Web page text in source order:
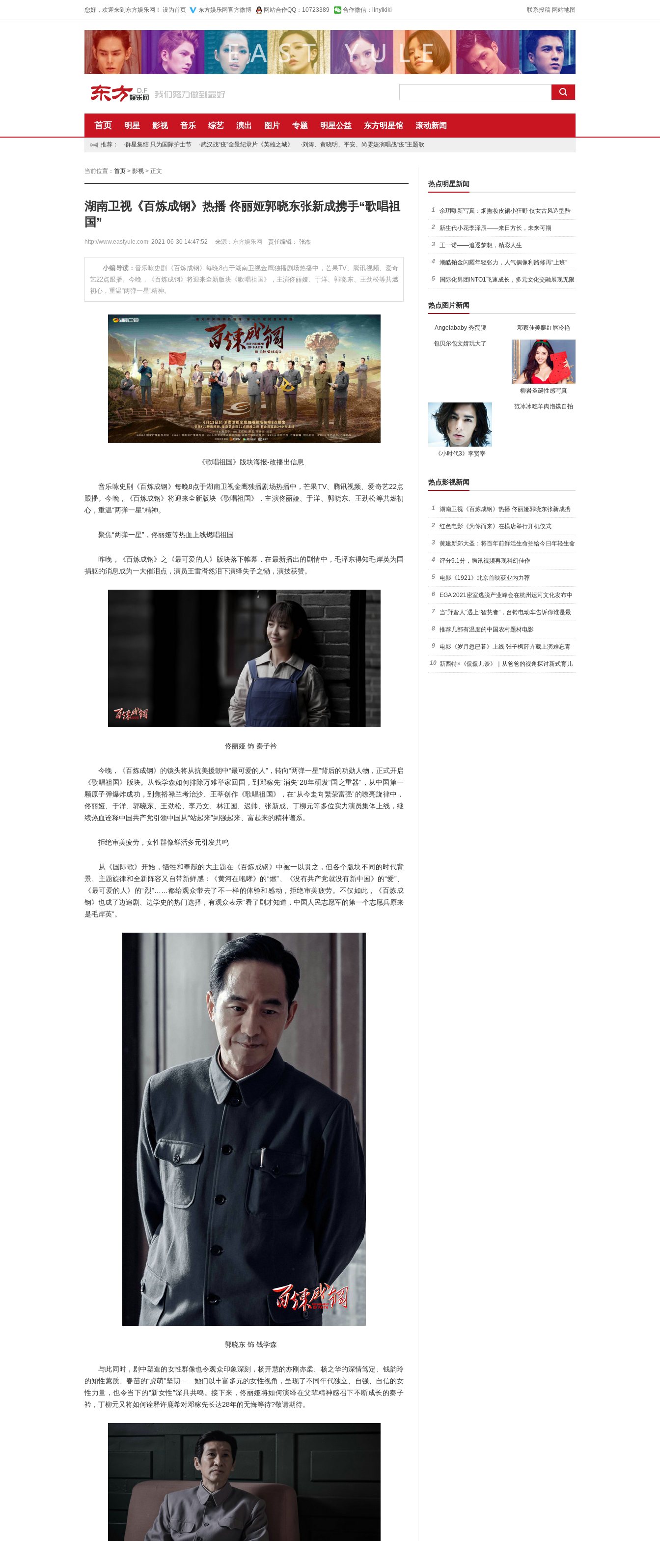
您好，欢迎来到东方娱乐网！ 设为首页 东方娱乐网官方微博 网站合作QQ：10723389 合作微信：linyikiki 联系投稿 网站地图
首页 明星 影视 音乐 综艺 演出 图片 专题 明星公益 东方明星馆 滚动新闻
推荐： ·群星集结 只为国际护士节 ·武汉战“疫”全景纪录片《英雄之城》 ·刘涛、黄晓明、平安、尚雯婕演唱战“疫”主题歌
当前位置： 首页 > 影视 > 正文
湖南卫视《百炼成钢》热播 佟丽娅郭晓东张新成携手“歌唱祖
国”
http://www.eastyule.com 2021-06-30 14:47:52 来源： 东方娱乐网 责任编辑： 张杰
小编导读： 音乐咏史剧《百炼成钢》每晚8点于湖南卫视金鹰独播剧场热播中，芒果TV、腾讯视频、爱奇
艺22点跟播。今晚，《百炼成钢》将迎来全新版块《歌唱祖国》，主演佟丽娅、于洋、郭晓东、王劲松等共燃
初心，重温“两弹一星”精神。
《歌唱祖国》版块海报-改播出信息
音乐咏史剧《百炼成钢》每晚8点于湖南卫视金鹰独播剧场热播中，芒果TV、腾讯视频、爱奇艺22点
跟播。今晚，《百炼成钢》将迎来全新版块《歌唱祖国》，主演佟丽娅、于洋、郭晓东、王劲松等共燃初
心，重温“两弹一星”精神。
聚焦“两弹一星”，佟丽娅等热血上线燃唱祖国
昨晚，《百炼成钢》之《最可爱的人》版块落下帷幕，在最新播出的剧情中，毛泽东得知毛岸英为国
捐躯的消息成为一大催泪点，演员王雷潸然泪下演绎失子之恸，演技获赞。
佟丽娅 饰 秦子衿
今晚，《百炼成钢》的镜头将从抗美援朝中“最可爱的人”，转向“两弹一星”背后的功勋人物，正式开启
《歌唱祖国》版块。从钱学森如何排除万难举家回国，到邓稼先“消失”28年研发“国之重器”，从中国第一
颗原子弹爆炸成功，到焦裕禄兰考治沙、王莘创作《歌唱祖国》，在“从今走向繁荣富强”的嘹亮旋律中，
佟丽娅、于洋、郭晓东、王劲松、李乃文、林江国、迟帅、张新成、丁柳元等多位实力演员集体上线，继
续热血诠释中国共产党引领中国从“站起来”到强起来、富起来的精神谱系。
拒绝审美疲劳，女性群像鲜活多元引发共鸣
从《国际歌》开始，牺牲和奉献的大主题在《百炼成钢》中被一以贯之，但各个版块不同的时代背
景、主题旋律和全新阵容又自带新鲜感：《黄河在咆哮》的“燃”、《没有共产党就没有新中国》的“爱”、
《最可爱的人》的“烈”……都给观众带去了不一样的体验和感动，拒绝审美疲劳。不仅如此，《百炼成
钢》也成了边追剧、边学史的热门选择，有观众表示“看了剧才知道，中国人民志愿军的第一个志愿兵原来
是毛岸英”。
郭晓东 饰 钱学森
与此同时，剧中塑造的女性群像也令观众印象深刻，杨开慧的亦刚亦柔、杨之华的深情笃定、钱韵玲
的知性蕙质、春苗的“虎萌”坚韧……她们以丰富多元的女性视角，呈现了不同年代独立、自强、自信的女
性力量，也令当下的“新女性”深具共鸣。接下来，佟丽娅将如何演绎在父辈精神感召下不断成长的秦子
衿，丁柳元又将如何诠释许鹿希对邓稼先长达28年的无悔等待?敬请期待。
热点明星新闻
1 余玥曝新写真：烟熏妆皮裙小狂野 侠女古风造型酷
飒
2 新生代小花李泽辰——来日方长，未来可期
3 王一诺——追逐梦想，精彩人生
4 潮酷铂金闪耀年轻张力，人气偶像利路修再“上班”
5 国际化男团INTO1飞速成长，多元文化交融展现无限
热点图片新闻
Angelababy 秀蛮腰 邓家佳美腿红唇冷艳
包贝尔包文婧玩大了
柳岩圣诞性感写真
《小时代3》李贤宰
范冰冰吃羊肉泡馍自拍
热点影视新闻
1 湖南卫视《百炼成钢》热播 佟丽娅郭晓东张新成携
手“歌唱
2 红色电影《为你而来》在横店举行开机仪式
3 黄建新郑大圣：将百年前鲜活生命拍给今日年轻生命
4 评分9.1分，腾讯视频再现科幻佳作
5 电影《1921》北京首映获业内力荐
6 EGA 2021密室逃脱产业峰会在杭州运河文化发布中
心成功举办
7 当“野蛮人”遇上“智慧者”，台铃电动车告诉你谁是最
大的
8 推荐几部有温度的中国农村题材电影
9 电影《岁月忽已暮》上线 张子枫薛卉葳上演难忘青
春
10 新西特×《侃侃儿谈》｜从爸爸的视角探讨新式育儿